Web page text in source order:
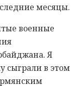
месяцы.
военные
Я
сыграли в этом